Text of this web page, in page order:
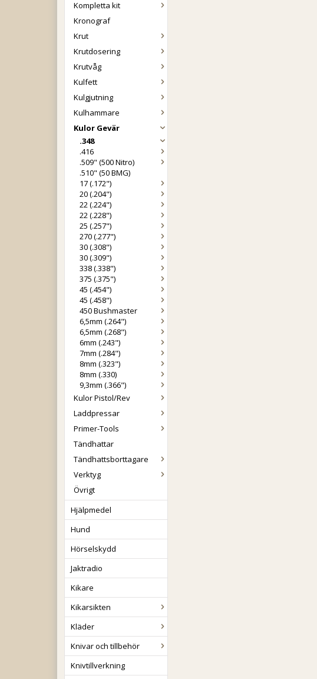
Kompletta kit
Kronograf
Krut
Krutdosering
Krutvåg
Kulfett
Kulgjutning
Kulhammare
Kulor Gevär
.348
.416
.509" (500 Nitro)
.510" (50 BMG)
17 (.172")
20 (.204")
22 (.224")
22 (.228")
25 (.257")
270 (.277")
30 (.308")
30 (.309")
338 (.338")
375 (.375")
45 (.454")
45 (.458")
450 Bushmaster
6,5mm (.264")
6,5mm (.268")
6mm (.243")
7mm (.284")
8mm (.323")
8mm (.330)
9,3mm (.366")
Kulor Pistol/Rev
Laddpressar
Primer-Tools
Tändhattar
Tändhattsborttagare
Verktyg
Övrigt
Hjälpmedel
Hund
Hörselskydd
Jaktradio
Kikare
Kikarsikten
Kläder
Knivar och tillbehör
Knivtillverkning